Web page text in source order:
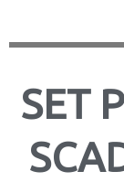
SET